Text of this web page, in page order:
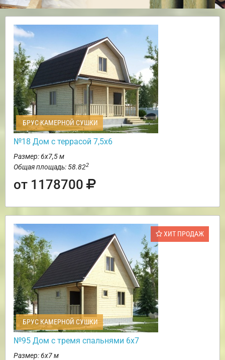
БРУС КАМЕРНОЙ СУШКИ
№18 Дом с террасой 7,5х6
Размер: 6х7,5 м
Общая площадь: 58.822
от 1178700
ХИТ ПРОДАЖ
БРУС КАМЕРНОЙ СУШКИ
№95 Дом с тремя спальнями 6х7
Размер: 6х7 м